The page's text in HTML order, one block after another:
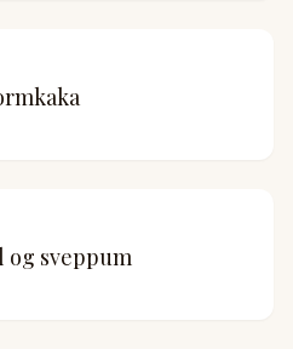
og sveppum